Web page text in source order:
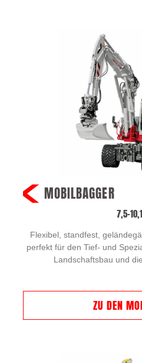
MOBILBAGGER
Flexibel, standfest,
perfekt für den Tief- und
Landschaftsbau und
ZU DEN